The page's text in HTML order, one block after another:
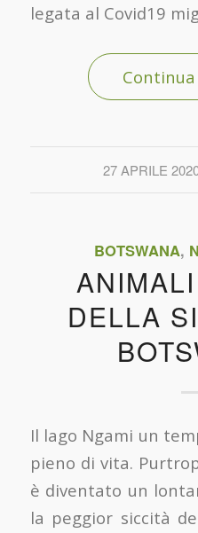
legata al Covid19
27 APRILE
/
BOTSWANA,
DELLA
Il lago Ngami un
pieno di vita.
è diventato un
la peggior siccità